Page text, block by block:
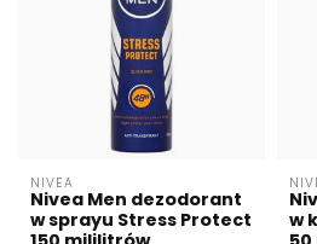
NIVEA
Nivea Men dezodorant
w sprayu Stress Protect
w